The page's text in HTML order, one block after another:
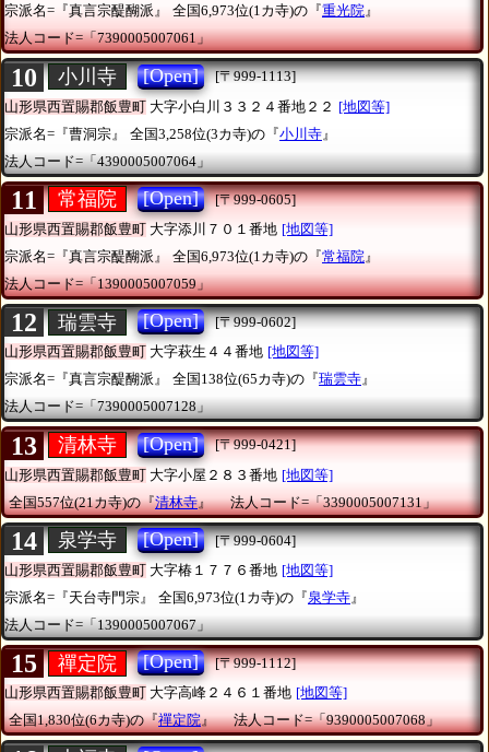
宗派名=『真言宗醍醐派』
全国6,973位(1カ寺)の『重光院』
法人コード=「7390005007061」
10 小川寺 [Open]
[〒999-1113]
山形県西置賜郡飯豊町 大字小白川３３２４番地２２ [地図等]
宗派名=『曹洞宗』
全国3,258位(3カ寺)の『小川寺 』
法人コード=「4390005007064」
11 常福院 [Open]
[〒999-0605]
山形県西置賜郡飯豊町 大字添川７０１番地 [地図等]
宗派名=『真言宗醍醐派』
全国6,973位(1カ寺)の『常福院 』
法人コード=「1390005007059」
12 瑞雲寺 [Open]
[〒999-0602]
山形県西置賜郡飯豊町 大字萩生４４番地 [地図等]
宗派名=『真言宗醍醐派』
全国138位(65カ寺)の『瑞雲寺』
法人コード=「7390005007128」
13 清林寺 [Open]
[〒999-0421]
山形県西置賜郡飯豊町 大字小屋２８３番地 [地図等]
全国557位(21カ寺)の『清林寺』 法人コード=「3390005007131」
14 泉学寺 [Open]
[〒999-0604]
山形県西置賜郡飯豊町 大字椿１７７６番地 [地図等]
宗派名=『天台寺門宗』
全国6,973位(1カ寺)の『泉学寺 』
法人コード=「1390005007067」
15 禪定院 [Open]
[〒999-1112]
山形県西置賜郡飯豊町 大字高峰２４６１番地 [地図等]
全国1,830位(6カ寺)の『禪定院』 法人コード=「9390005007068」